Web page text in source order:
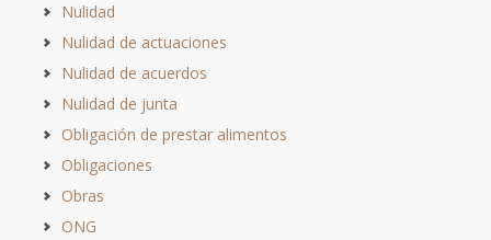
Nulidad
Nulidad de actuaciones
Nulidad de acuerdos
Nulidad de junta
Obligación de prestar alimentos
Obligaciones
Obras
ONG